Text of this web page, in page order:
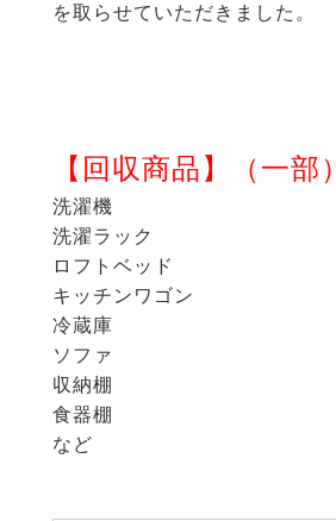
を取らせていただきました。
【回収商品】（一部）
洗濯機
洗濯ラック
ロフトベッド
キッチンワゴン
冷蔵庫
ソファ
収納棚
食器棚
など